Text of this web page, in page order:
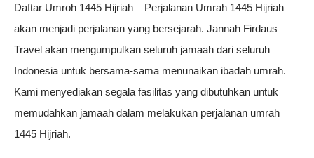
Daftar Umroh 1445 Hijriah – Perjalanan Umrah 1445 Hijriah
akan menjadi perjalanan yang bersejarah. Jannah Firdaus
Travel akan mengumpulkan seluruh jamaah dari seluruh
Indonesia untuk bersama-sama menunaikan ibadah umrah.
Kami menyediakan segala fasilitas yang dibutuhkan untuk
memudahkan jamaah dalam melakukan perjalanan umrah
1445 Hijriah.